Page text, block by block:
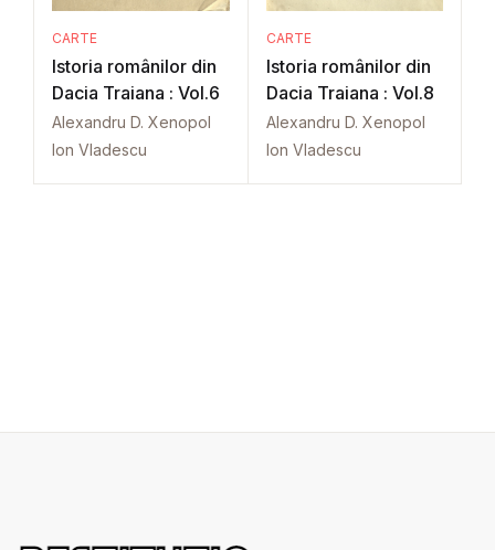
CARTE
Istoria românilor din
Dacia Traiana : Vol.6
Alexandru D. Xenopol
Ion Vladescu
CARTE
Istoria românilor din
Dacia Traiana : Vol.8
Alexandru D. Xenopol
Ion Vladescu